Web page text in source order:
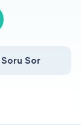
Soru Sor